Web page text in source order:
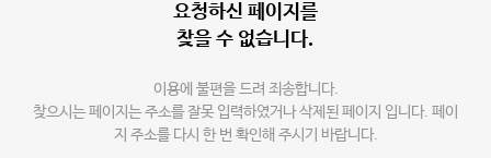
요청하신 페이지를
찾을 수 없습니다.
이용에 불편을 드려 죄송합니다.
찾으시는 페이지는 주소를 잘못 입력하였거나 삭제된 페이지 입니다. 페이
지 주소를 다시 한 번 확인해 주시기 바랍니다.